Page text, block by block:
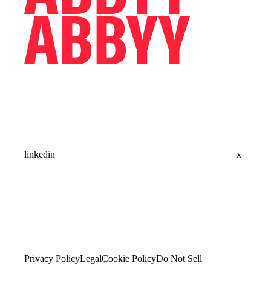
linkedin x
Privacy PolicyLegalCookie PolicyDo Not Sell